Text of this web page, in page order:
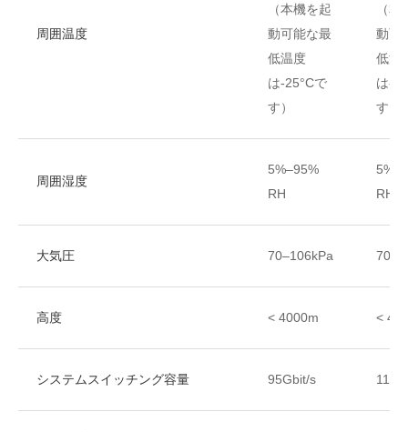
周囲温度
（本機を起
動可能な最
低温度
は-25°Cで
す）
（
動可
低温
は-
す）
周囲湿度
5%–95%
RH
RH
大気圧 70–106kPa
高度 < 4000m <
システムスイッチング容量 95Gbit/s